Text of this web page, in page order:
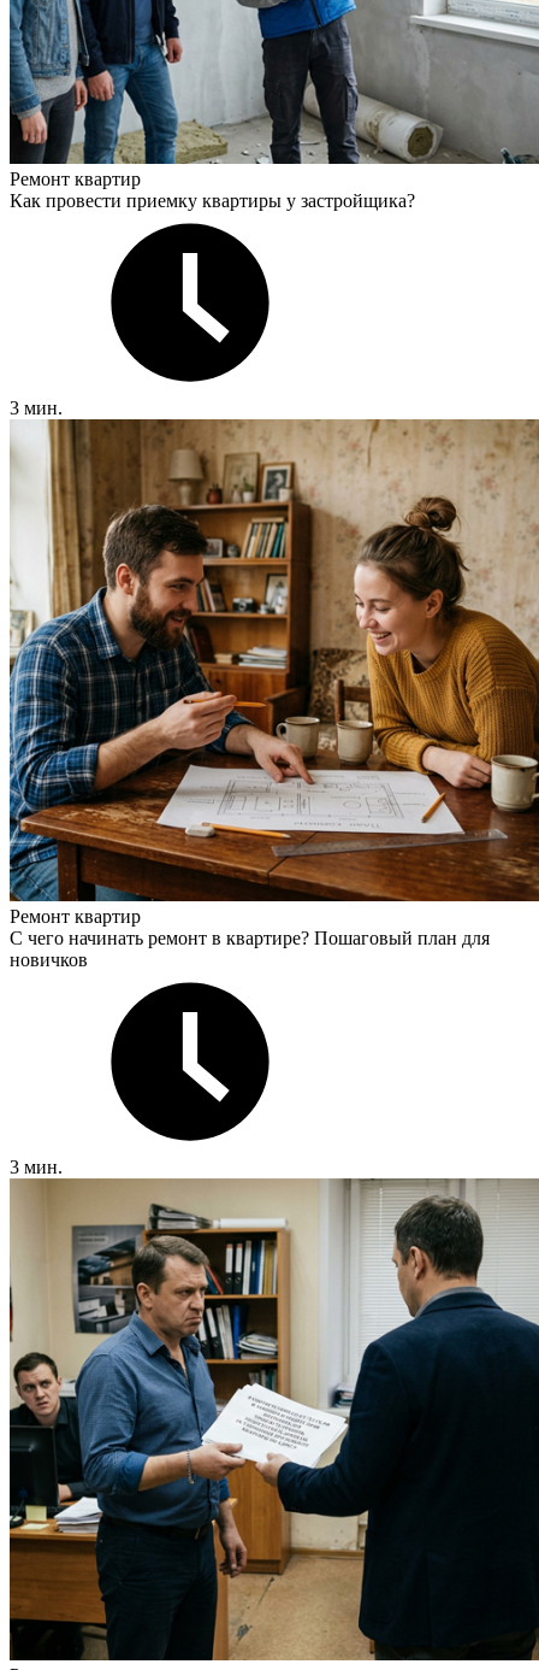
Ремонт квартир
Как провести приемку квартиры у застройщика?
3 мин.
Ремонт квартир
С чего начинать ремонт в квартире? Пошаговый план для
новичков
3 мин.